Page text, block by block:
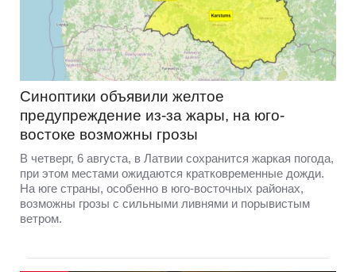
Синоптики объявили желтое
предупреждение из-за жары, на юго-
востоке возможны грозы
В четверг, 6 августа, в Латвии сохранится жаркая погода,
при этом местами ожидаются кратковременные дожди.
На юге страны, особенно в юго-восточных районах,
возможны грозы с сильными ливнями и порывистым
ветром.